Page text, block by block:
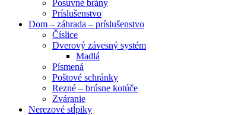
Posuvné brány
Príslušenstvo
Dom – záhrada – príslušenstvo
Číslice
Dverový závesný systém
Madlá
Písmená
Poštové schránky
Rezné – brúsne kotúče
Zváranie
Nerezové stĺpiky